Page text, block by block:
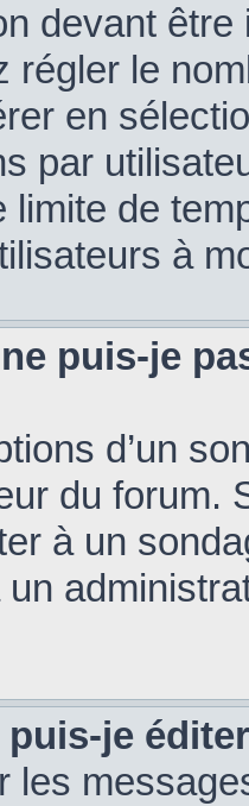
devant
régler le
en
par
limite de
à
puis-je
d’un
du forum.
à un
puis-je
les